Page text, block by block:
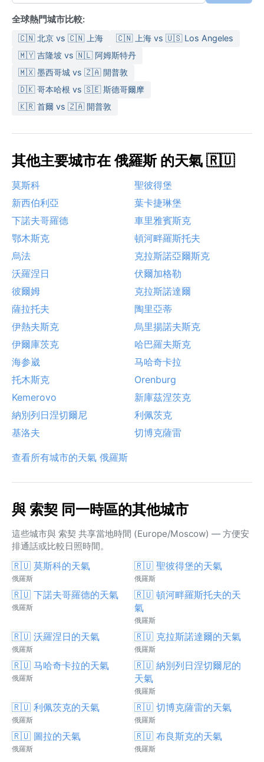
全球熱門城市比較:
🇨🇳 北京 vs 🇨🇳 上海
🇨🇳 上海 vs 🇺🇸 Los Angeles
🇲🇾 吉隆坡 vs 🇳🇱 阿姆斯特丹
🇲🇽 墨西哥城 vs 🇿🇦 開普敦
🇩🇰 哥本哈根 vs 🇸🇪 斯德哥爾摩
🇰🇷 首爾 vs 🇿🇦 開普敦
其他主要城市在 俄羅斯 的天氣 🇷🇺
莫斯科
聖彼得堡
新西伯利亞
葉卡捷琳堡
下諾夫哥羅德
車里雅賓斯克
鄂木斯克
頓河畔羅斯托夫
烏法
克拉斯諾亞爾斯克
沃羅涅日
伏爾加格勒
彼爾姆
克拉斯諾達爾
薩拉托夫
陶里亞蒂
伊熱夫斯克
烏里揚諾夫斯克
伊爾庫茨克
哈巴羅夫斯克
海参崴
马哈奇卡拉
托木斯克
Orenburg
Kemerovo
新庫茲涅茨克
納別列日涅切爾尼
利佩茨克
基洛夫
切博克薩雷
查看所有城市的天氣 俄羅斯
與 索契 同一時區的其他城市
這些城市與 索契 共享當地時間 (Europe/Moscow) — 方便安
排通話或比較日照時間。
🇷🇺 莫斯科的天氣
俄羅斯
🇷🇺 聖彼得堡的天氣
俄羅斯
🇷🇺 下諾夫哥羅德的天氣
俄羅斯
🇷🇺 頓河畔羅斯托夫的天
氣
俄羅斯
🇷🇺 沃羅涅日的天氣
俄羅斯
🇷🇺 克拉斯諾達爾的天氣
俄羅斯
🇷🇺 马哈奇卡拉的天氣
俄羅斯
🇷🇺 納別列日涅切爾尼的
天氣
俄羅斯
🇷🇺 利佩茨克的天氣
俄羅斯
🇷🇺 切博克薩雷的天氣
俄羅斯
🇷🇺 圖拉的天氣
俄羅斯
🇷🇺 布良斯克的天氣
俄羅斯